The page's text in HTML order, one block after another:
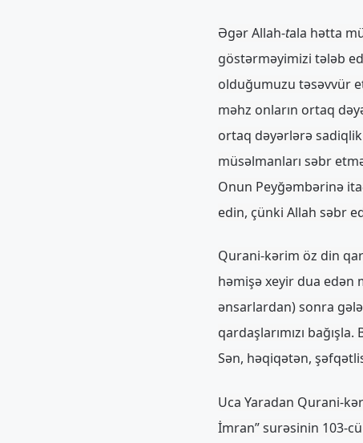
Əgər Allah-tala hətta
göstərməyimizi tələb
olduğumuzu təsəvvür
məhz onların ortaq
ortaq dəyərlərə
müsəlmanları səbr
Onun Peyğəmbərinə
edin, çünki Allah səbr
Qurani-kərim öz din
həmişə xeyir dua edən
ənsarlardan) sonra
qardaşlarımızı
Sən, həqiqətən,
Uca Yaradan Qurani-
İmran” surəsinin 103-